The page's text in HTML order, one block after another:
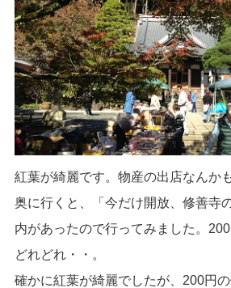
紅葉が綺麗です。物産の出店なんか
奥に行くと、「今だけ開放、修善寺
内があったので行ってみました。200
どれどれ・・。
確かに紅葉が綺麗でしたが、200円